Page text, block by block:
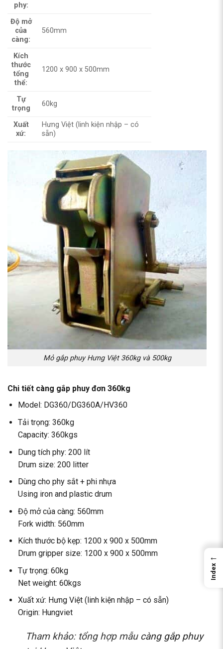
phy:
Độ mở
của
càng:
560mm
Kích
thước
tổng
thể:
1200 x 900 x 500mm
Tự
trọng
60kg
Xuất
xứ:
Hưng Việt (linh kiện nhập – có
sẵn)
Mỏ gắp phuy Hưng Việt 360kg và 500kg
Chi tiết càng gắp phuy đơn 360kg
Model: DG360/DG360A/HV360
Tải trọng: 360kg
Capacity: 360kgs
Dung tích phy: 200 lít
Drum size: 200 litter
Dùng cho phy sắt + phi nhựa
Using iron and plastic drum
Độ mở của càng: 560mm
Fork width: 560mm
Kích thước bộ kẹp: 1200 x 900 x 500mm
Drum gripper size: 1200 x 900 x 500mm
Tự trọng: 60kg
Net weight: 60kgs
Xuất xứ: Hưng Việt (linh kiện nhập – có sẵn)
Origin: Hungviet
Tham khảo: tổng hợp mẫu càng gắp phuy
←
Index